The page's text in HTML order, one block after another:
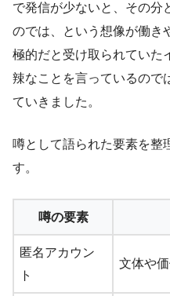
で発信が少ないと、その分
のでは、という想像が働き
極的だと受け取られていた
辣なことを言っているので
ていきました。
噂として語られた要素を整
す。
噂の要素
匿名アカウン
ト
文体や